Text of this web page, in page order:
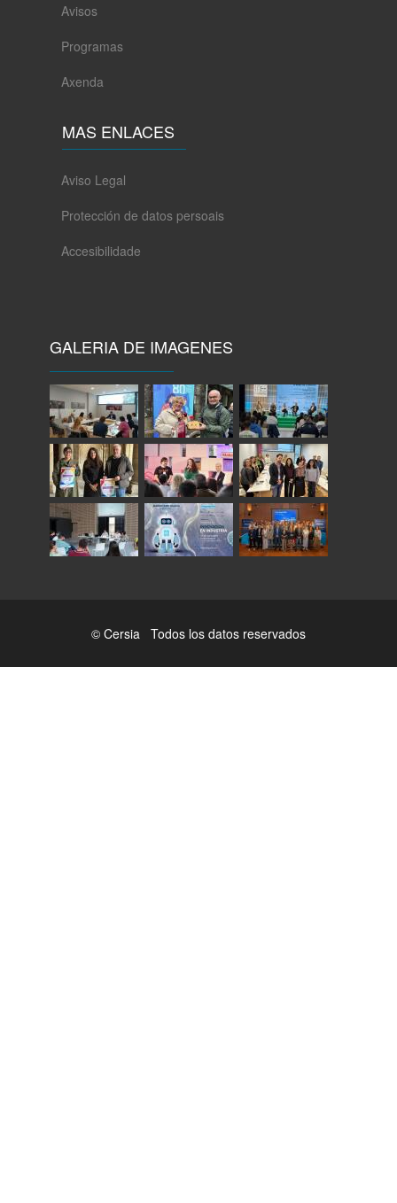
Avisos
Programas
Axenda
MAS ENLACES
Aviso Legal
Protección de datos persoais
Accesibilidade
GALERIA DE IMAGENES
© Cersia Todos los datos reservados